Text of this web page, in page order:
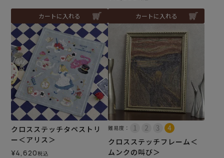
カートに入れる カートに入れる
クロスステッチタペストリ
ー＜アリス＞
¥4,620税込
難易度：
クロスステッチフレーム＜
ムンクの叫び＞